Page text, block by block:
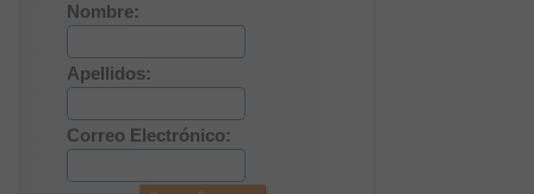
Nombre:
Apellidos:
Correo Electrónico: